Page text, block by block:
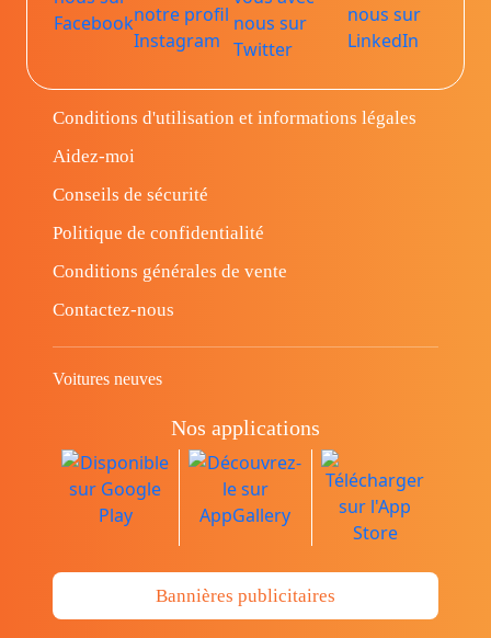
Conditions d'utilisation et informations légales
Aidez-moi
Conseils de sécurité
Politique de confidentialité
Conditions générales de vente
Contactez-nous
Voitures neuves
Nos applications
Bannières publicitaires